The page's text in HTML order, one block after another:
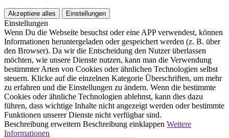
Akzeptiere alles Einstellungen
Einstellungen
Wenn Du die Webseite besuchst oder eine APP verwendest, können
Informationen heruntergeladen oder gespeichert werden (z. B. über
den Browser). Da wir die Entscheidung den Nutzer überlassen
möchten, wie unsere Dienste nutzen, kann man die Verwendung
bestimmter Arten von Cookies oder ähnlichen Technologien selbst
steuern. Klicke auf die einzelnen Kategorie Überschriften, um mehr
zu erfahren und die Einstellungen zu ändern. Wenn die bestimmte
Cookies oder ähnliche Technologien ablehnst, kann dies dazu
führen, dass wichtige Inhalte nicht angezeigt werden oder bestimmte
Funktionen unserer Dienste nicht verfügbar sind.
Beschreibung erweitern Beschreibung einklappen Weitere
Informationen